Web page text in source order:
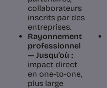
collaborateurs
inscrits par des
entreprises.
Rayonnement
professionnel
— Jusqu’où :
impact direct
en one-to-one,
plus large